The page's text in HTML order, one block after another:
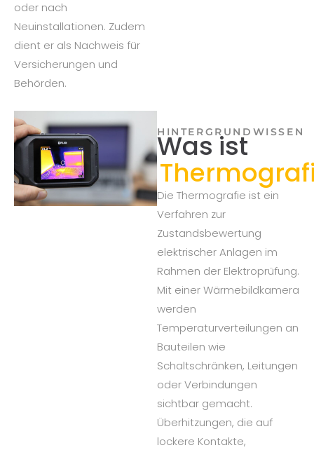
oder nach
Neuinstallationen. Zudem
dient er als Nachweis für
Versicherungen und
Behörden.
HINTERGRUNDWISSEN
Was ist
Die Thermografie ist ein
Verfahren zur
Zustandsbewertung
elektrischer Anlagen im
Rahmen der Elektroprüfung.
Mit einer Wärmebildkamera
werden
Temperaturverteilungen an
Bauteilen wie
Schaltschränken, Leitungen
oder Verbindungen
sichtbar gemacht.
Überhitzungen, die auf
lockere Kontakte,